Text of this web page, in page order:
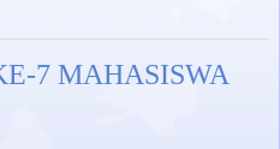
7 MAHASISWA